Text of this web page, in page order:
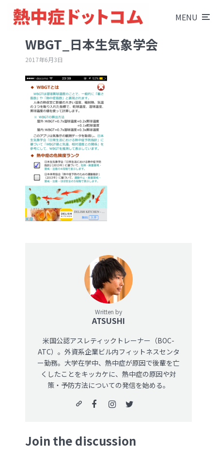
MENU
WBGT_日本生気象学会
2017年6月3日
Written by
ATSUSHI
米国公認アスレティックトレーナー（BOC-
ATC）。外資系企業ビル内フィットネスセンタ
ー勤務。大学在学中、熱中症が原因で後輩を亡
くしたことをキッカケに、熱中症の原因や対
策・予防方法についての発信を始める。
Join the discussion